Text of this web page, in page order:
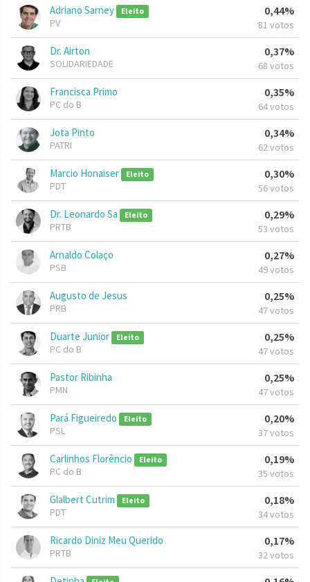
Adriano Sarney Eleito
PV
0,44%
81 votos
Dr. Airton
SOLIDARIEDADE
0,37%
68 votos
Francisca Primo
PC do B
0,35%
64 votos
Jota Pinto
PATRI
0,34%
62 votos
Marcio Honaiser Eleito
PDT
0,30%
56 votos
Dr. Leonardo Sa Eleito
PRTB
0,29%
53 votos
Arnaldo Colaço
PSB
0,27%
49 votos
Augusto de Jesus
PRB
0,25%
47 votos
Duarte Junior Eleito
PC do B
0,25%
47 votos
Pastor Ribinha
PMN
0,25%
47 votos
Pará Figueiredo Eleito
PSL
0,20%
37 votos
Carlinhos Florêncio Eleito
PC do B
0,19%
35 votos
Glalbert Cutrim Eleito
PDT
0,18%
34 votos
Ricardo Diniz Meu Querido
PRTB
0,17%
32 votos